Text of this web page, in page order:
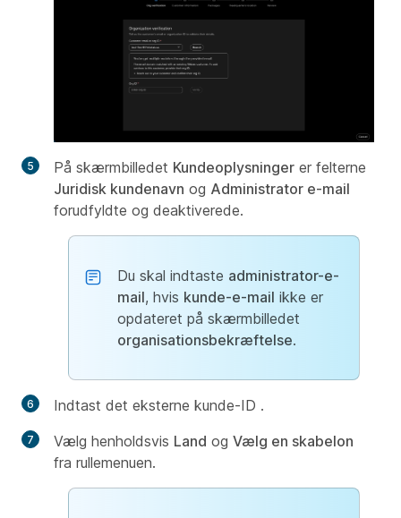
På skærmbilledet Kundeoplysninger er felterne
Juridisk kundenavn og Administrator e-mail
forudfyldte og deaktiverede.
Du skal indtaste administrator-e-
mail, hvis kunde-e-mail ikke er
opdateret på skærmbilledet
organisationsbekræftelse.
Indtast det eksterne kunde-ID .
Vælg henholdsvis Land og Vælg en skabelon
fra rullemenuen.